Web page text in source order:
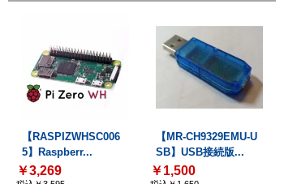
【RASPIZWHSC006
5】Raspberr...
￥3,269
【MR-CH9329EMU-U
SB】USB接続版...
￥1,500